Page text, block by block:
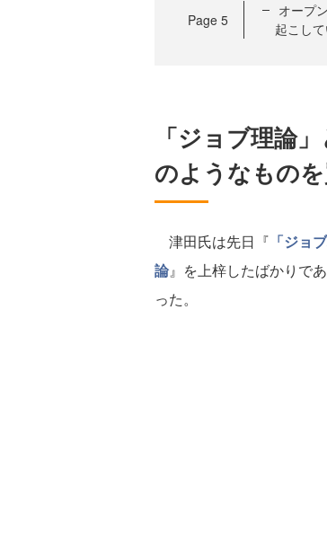
Page 5
オープ
起こして
「ジョブ理論
のようなもの
津田氏は先日『 「ジョ
論』を上梓したばかりで
った。